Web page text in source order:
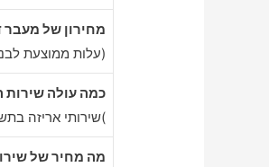
מחירון של מעבר דירה 3 חדרים
(עלות ממוצעת
כמה עולה שירות הובלות
)שירותי אריזה
מה מחיר של שירות הובלות